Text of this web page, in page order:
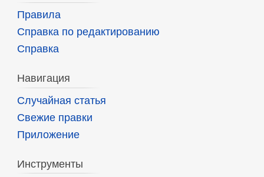
Правила
Справка по редактированию
Справка
Навигация
Случайная статья
Свежие правки
Приложение
Инструменты